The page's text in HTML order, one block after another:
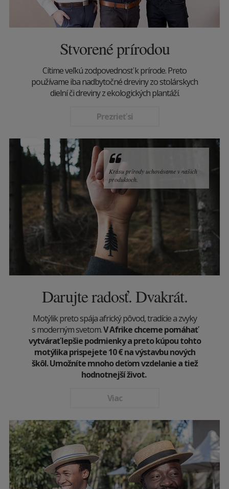
Stvorené prírodou
Cítime veľkú zodpovednosť k prírode. Preto
používame iba nadbytočné dreviny zo stolárskych
dielní či dreviny z ekologických plantáží.
Prezrieť si
Krásu prírody uchovávame v našich
produktoch.
Darujte radosť. Dvakrát.
Motýlik preto spája africký pôvod, tradície a zvyky
s moderným svetom.V Afrike chceme pomáhať
vytvárať lepšie podmienky a preto kúpou tohto
motýlika prispejete 10€na výstavbu nových
škôl. Umožníte mnoho deťom vzdelanie a tiež
hodnotnejší život.
Viac